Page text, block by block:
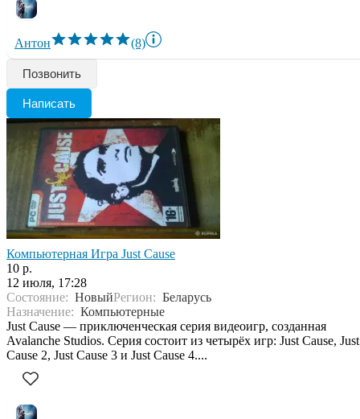
Антон (8)
Позвонить
Написать
Компьютерная Игра Just Cause
10 р.
12 июля, 17:28
Состояние: НовыйРегион: Беларусь
Назначение: Компьютерные
Just Cause — приключенческая серия видеоигр, созданная
Avalanche Studios. Серия состоит из четырёх игр: Just Cause, Just
Cause 2, Just Cause 3 и Just Cause 4....